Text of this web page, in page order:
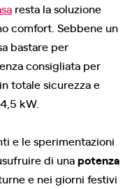
resta la soluzione
comfort. Sebbene un
bastare per
consigliata per
totale sicurezza e
kW.
e le sperimentazioni
di unapotenza
e nei giorni festivi